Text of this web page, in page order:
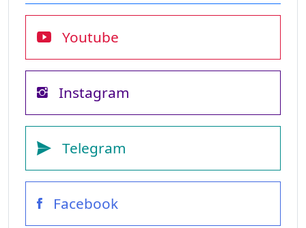
Youtube
Instagram
Telegram
Facebook